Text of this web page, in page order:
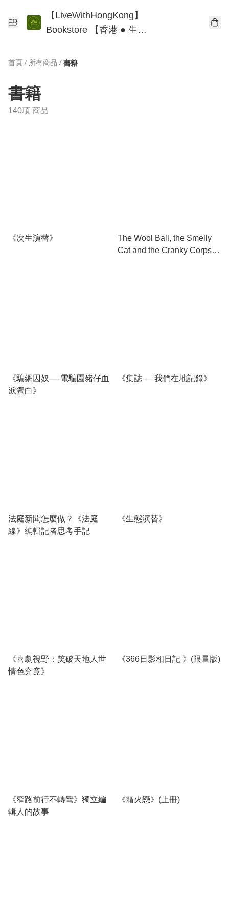
【LiveWithHongKong】
Bookstore 【香港 ● 生
首頁 / 所有商品 / 書籍
書籍
140項 商品
《次生演替》
The Wool Ball, the Smelly
Cat and the Cranky Corpse:
《騙網囚奴──電騙園豬仔血
淚獨白》
《集誌 — 我們在地記錄》
法庭新聞怎麼做？《法庭
線》編輯記者思考手記
《生態演替》
《喜劇視野：笑破天地人世
情色究竟》
《366日影相日記 》(限量版)
《窄路前行不轉彎》獨立編
輯人的故事
《霜火戀》(上冊)